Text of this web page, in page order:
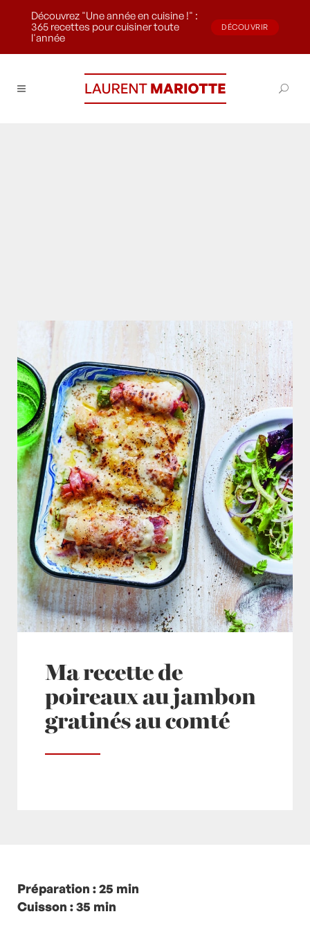
Découvrez "Une année en cuisine !" :
365 recettes pour cuisiner toute
l'année
DÉCOUVRIR
Ma recette de
poireaux au jambon
gratinés au comté
Posté à 12:55hin- Petits plats en équilibre -
Recette - ,Béchamel
Préparation : 25 min
Cuisson : 35 min